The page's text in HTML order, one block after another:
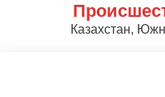
Казахстан,